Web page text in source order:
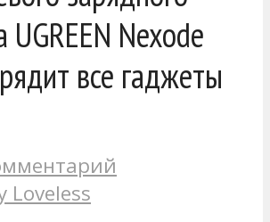
UGREEN Nexode
все гаджеты
Loveless